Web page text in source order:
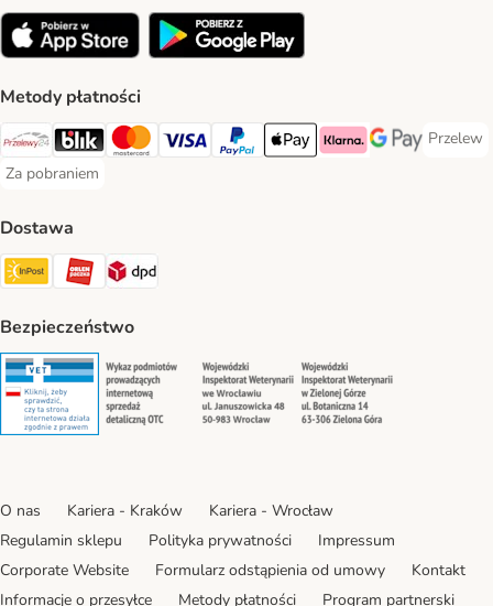
Metody płatności
Przelewy24 Payment Method
Blik Payment Method
MasterCard Payment Method
Visa Payment Method
PayPal Payment Method
Apple Pay Payment Method
Klarna Payment Method
Google Pay
Przelew
Przelew
Za pobraniem
Za pobraniem Payment Method
Dostawa
Paczkomat® Shipping Method
ORLEN Paczka Shipping Method
DPD Shipping Method
Bezpieczeństwo
Security Security Security
O nas Kariera - Kraków
Kariera - Wrocław
Regulamin sklepu
Polityka prywatności
Impressum
Corporate Website
Formularz odstąpienia od umowy
Kontakt
Informacje o przesyłce
Metody płatności Program partnerski